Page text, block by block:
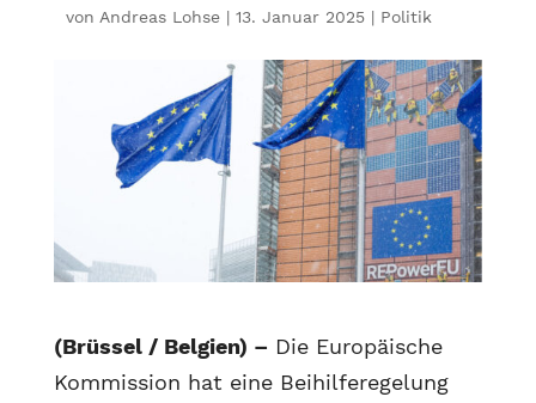
von Andreas Lohse| 13. Januar 2025| Politik
(Brüssel / Belgien) – Die Europäische
Kommission hat eine Beihilferegelung